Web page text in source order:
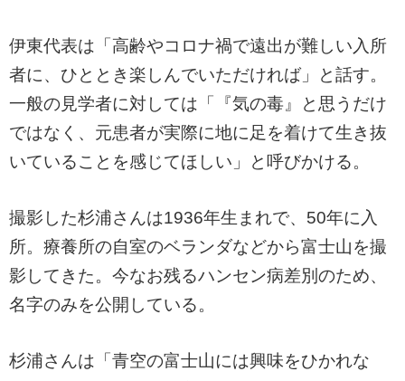
伊東代表は「高齢やコロナ禍で遠出が難しい入所
者に、ひととき楽しんでいただければ」と話す。
一般の見学者に対しては「『気の毒』と思うだけ
ではなく、元患者が実際に地に足を着けて生き抜
いていることを感じてほしい」と呼びかける。
撮影した杉浦さんは1936年生まれで、50年に入
所。療養所の自室のベランダなどから富士山を撮
影してきた。今なお残るハンセン病差別のため、
名字のみを公開している。
杉浦さんは「青空の富士山には興味をひかれな